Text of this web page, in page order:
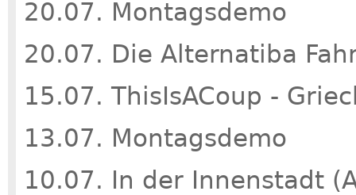
20.07. Montagsdemo
20.07. Die Alternatiba
15.07. ThisIsACoup -
13.07. Montagsdemo
10.07. In der Innenstadt